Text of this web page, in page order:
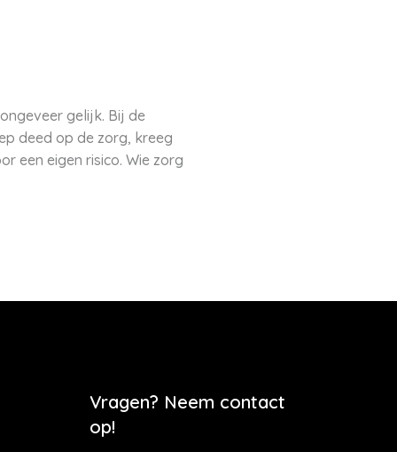
gelijk. Bij de
deed op de zorg, kreeg
een eigen risico. Wie zorg
Vragen? Neem contact
op!